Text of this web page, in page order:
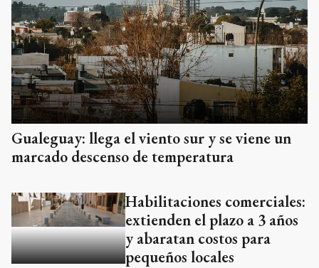
Gualeguay: llega el viento sur y se viene un
marcado descenso de temperatura
Habilitaciones comerciales:
extienden el plazo a 3 años
y abaratan costos para
pequeños locales